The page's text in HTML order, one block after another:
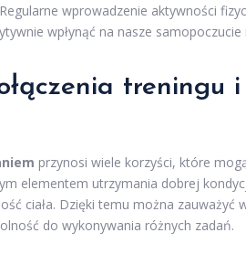
wprowadzenie aktywności
wpłynąć na nasze samopoczucie
treningu
przynosi wiele korzyści, które
elementem utrzymania dobrej
ciała. Dzięki temu można zauważyć
do wykonywania różnych zadań.